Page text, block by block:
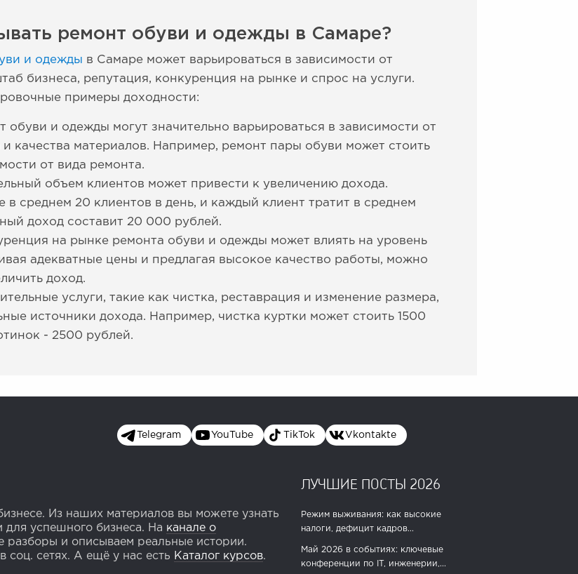
ремонт обуви и одежды в Самаре?
и одежды в Самаре может варьироваться в зависимости от
бизнеса, репутация, конкуренция на рынке и спрос на услуги.
примеры доходности:
обуви и одежды могут значительно варьироваться в зависимости от
качества материалов. Например, ремонт пары обуви может стоить
от вида ремонта.
объем клиентов может привести к увеличению дохода.
в среднем 20 клиентов в день, и каждый клиент тратит в среднем
доход составит 20 000 рублей.
на рынке ремонта обуви и одежды может влиять на уровень
адекватные цены и предлагая высокое качество работы, можно
доход.
услуги, такие как чистка, реставрация и изменение размера,
источники дохода. Например, чистка куртки может стоить 1500
- 2500 рублей.
Telegram YouTube TikTok Vkontakte
Из наших материалов вы можете узнать
успешного бизнеса. На канале о
разборы и описываем реальные истории.
соц. сетях. А ещё у нас есть Каталог курсов.
ЛУЧШИЕ ПОСТЫ 2026
Режим выживания: как высокие
налоги, дефицит кадров...
Май 2026 в событиях: ключевые
конференции по IT, инженерии,...